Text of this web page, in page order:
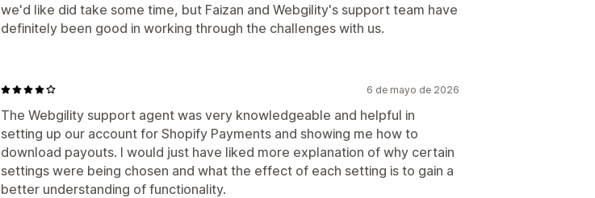
we'd like did take some time, but Faizan and Webgility's support team have
definitely been good in working through the challenges with us.
6 de mayo de 2026
The Webgility support agent was very knowledgeable and helpful in
setting up our account for Shopify Payments and showing me how to
download payouts. I would just have liked more explanation of why certain
settings were being chosen and what the effect of each setting is to gain a
better understanding of functionality.